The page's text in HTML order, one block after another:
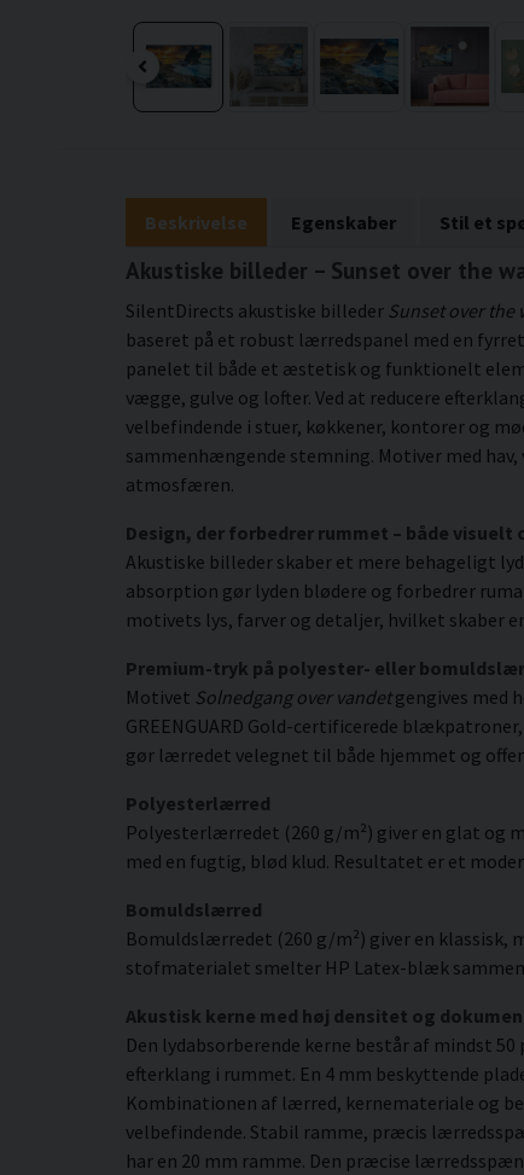
Beskrivelse Egenskaber Stil et
Akustiske billeder – Sunset over the
SilentDirects akustiske billeder Sunset over the
baseret på et robust lærredspanel med en
panelet til både et æstetisk og funktionelt
vægge, gulve og lofter. Ved at reducere
velbefindende i stuer, køkkener, kontorer og
sammenhængende stemning. Motiver med
atmosfæren.
Design, der forbedrer rummet – både visuelt
Akustiske billeder skaber et mere behageligt
absorption gør lyden blødere og forbedrer
motivets lys, farver og detaljer, hvilket skaber
Premium-tryk på polyester- eller
Motivet Solnedgang over vandetgengives med
GREENGUARD Gold-certificerede
gør lærredet velegnet til både hjemmet og
Polyesterlærred
Polyesterlærredet (260 g/m²) giver en glat og
med en fugtig, blød klud. Resultatet er et
Bomuldslærred
Bomuldslærredet (260 g/m²) giver en klassisk,
stofmaterialet smelter HP Latex-blæk
Akustisk kerne med høj densitet og
Den lydabsorberende kerne består af mindst
efterklang i rummet. En 4 mm beskyttende
Kombinationen af lærred, kernemateriale og
velbefindende. Stabil ramme, præcis
har en 20 mm ramme. Den præcise